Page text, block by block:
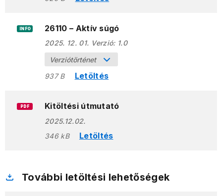
INFO 26110 – Aktív súgó
2025. 12. 01. Verzió: 1.0
Verziótörténet
937 B
Letöltés
PDF Kitöltési útmutató
2025.12.02.
346 kB
Letöltés
További letöltési lehetőségek